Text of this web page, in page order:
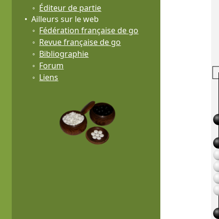
Éditeur de partie
Ailleurs sur le web
Fédération française de go
Revue française de go
Bibliographie
Forum
Liens